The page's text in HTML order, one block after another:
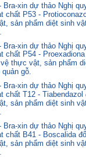
Bra-xin dự thảo Nghị
chất P53 -
sản phẩm diệt sinh
Bra-xin dự thảo Nghị
chất P54 -
thực vật, sản phẩm
gỗ.
Bra-xin dự thảo Nghị
chất T12 -
sản phẩm diệt sinh
Bra-xin dự thảo Nghị
chất B41 - Boscalida
sản phẩm diệt sinh